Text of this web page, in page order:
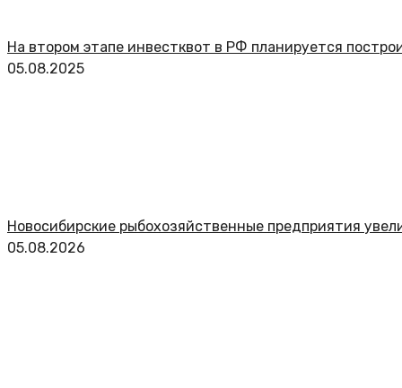
На втором этапе инвестквот в РФ планируется
05.08.2025
Новосибирские рыбохозяйственные предприятия
05.08.2026